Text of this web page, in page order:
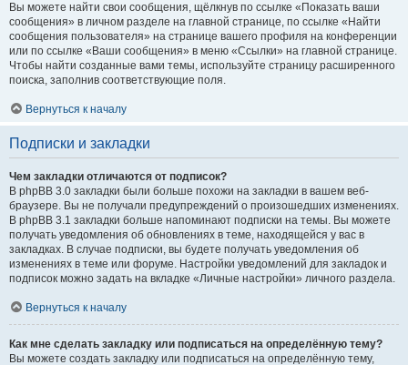
Вы можете найти свои сообщения, щёлкнув по ссылке «Показать ваши
сообщения» в личном разделе на главной странице, по ссылке «Найти
сообщения пользователя» на странице вашего профиля на конференции
или по ссылке «Ваши сообщения» в меню «Ссылки» на главной странице.
Чтобы найти созданные вами темы, используйте страницу расширенного
поиска, заполнив соответствующие поля.
Вернуться к началу
Подписки и закладки
Чем закладки отличаются от подписок?
В phpBB 3.0 закладки были больше похожи на закладки в вашем веб-
браузере. Вы не получали предупреждений о произошедших изменениях.
В phpBB 3.1 закладки больше напоминают подписки на темы. Вы можете
получать уведомления об обновлениях в теме, находящейся у вас в
закладках. В случае подписки, вы будете получать уведомления об
изменениях в теме или форуме. Настройки уведомлений для закладок и
подписок можно задать на вкладке «Личные настройки» личного раздела.
Вернуться к началу
Как мне сделать закладку или подписаться на определённую тему?
Вы можете создать закладку или подписаться на определённую тему,